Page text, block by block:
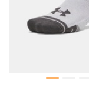
dışında
Amazon
ediyorum.